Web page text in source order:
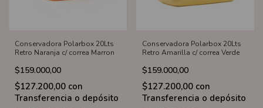
Conservadora Polarbox 20Lts
Retro Naranja c/ correa Marron
$159.000,00
$127.200,00 con
Transferencia o depósito
Conservadora Polarbox 20Lts
Retro Amarilla c/ correa Verde
$159.000,00
$127.200,00 con
Transferencia o depósito